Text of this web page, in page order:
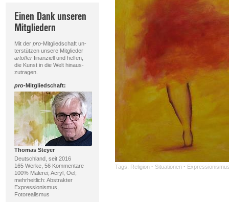
Einen Dank unseren
Mitgliedern
Mit der pro-Mitgliedschaft un-
terstützen unsere Mitglieder
artofferfinanziell und helfen,
die Kunst in die Welt hinaus-
zutragen.
pro-Mitgliedschaft:
Thomas Steyer
Deutschland, seit 2016
165 Werke, 56 Kommentare
100% Malerei; Acryl, Oel;
mehrheitlich: Abstrakter
Expressionismus,
Fotorealismus
Tags: Religion · Situationen ·